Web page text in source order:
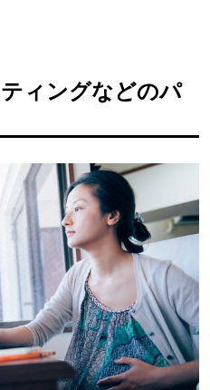
ィングなどのパ